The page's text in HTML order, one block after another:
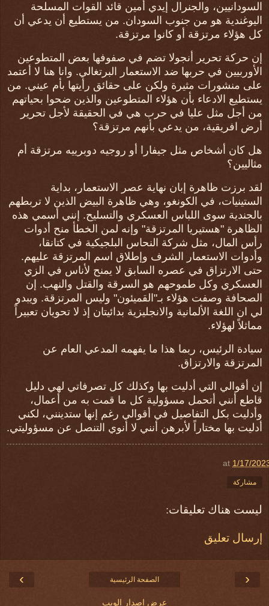
السودانيين، والجنرال إيدي أمين قائد القوات المسلحة
اليوغندية هو من جنوب السودان. من يستطيع أن يدعي أن
كل هؤلاء مرتزقة أو كانوا مرتزقة.
إن حركة تحرير أنجولا تضم في صفوفها بعض المتطوعين
الأوربيين في حربها ضد الاستعمار البرتغالي. وانا هنا لا أعتمد
على منشورات مثيرة ولكن على حقائق رأيتها بأم عيني. من
يستطيع الادعاء بأن هؤلاء المتطوعين والذين ضحوا بحياتهم
من أجل مثل عليا في حرب هي في الحقيقة لأجل تحرير
أرض افريقية، من يدعي بأنهم مرتزقة؟
هل كان أشخاص مثل جيفارا أو روجيه دوبرييه مرتزقة أم
مثاليين؟
لقد برزت ظاهرة إبان نهاية عصر الاستعمار، بداية
الستينيات، في الكونغو، وهي ظاهرة البيض الذين لا تربطهم
بالجندية سوى اللباس العسكري والتسليح. إنني أسمي هذه
الظاهرة "هستيريا المرتزقة" وإنه لمن الخطأ منح أدوات
رأس المال، مثل شركة النحاس البلجيكية في كتانقا،
وأدوات الاستعمار الشرف وإطلاق اسم المرتزقة عليهم.
حتى الارتزاق في عصره السابق لا يمنح لأناس في الزي
العسكري وكل طموحهم هو السرقة والقتل والنهب. إن
الصحافة وصفت هؤلاء بـ"القميئون" وليس المرتزقة. ويبدو
لي ان اللغة الألمانية والانجليزية بدائيتان إذ لا تحويان تعبيراً
مماثلاً لهؤلاء.
سيادة الرئيس، ربما هذا ما يفهمه المدعي العام عن
المرتزقة والارتزاق.
إن أقوالي التي أدليت بها وكذلك كل تصرفاتي لهي دليل
قاطع أنني أتحمل مسؤولية كل ما قمت به من أعمال،
وأدليت بكل التفاصيل في أقوالي رغم إنها ستدينني، لكني
أدليت بها مختاراً لأبرهن أنني لا أنوي التنصل عن مسؤوليتي.
at 1/17/
مشاركة
ليست هناك تعليقات:
إرسال تعليق
‹
› الصفحة الرئيسية
عرض إصدار الويب